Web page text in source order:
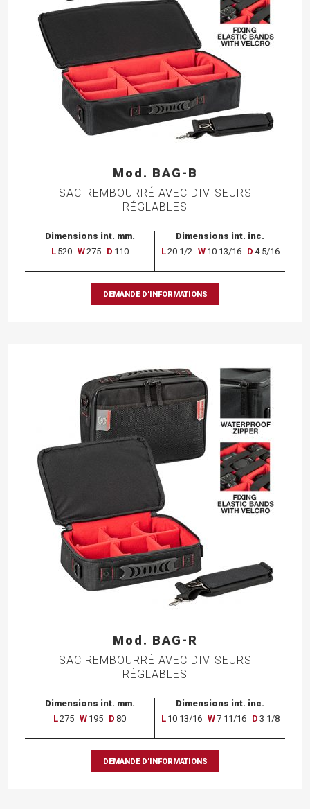
Mod. BAG-B
SAC REMBOURRÉ AVEC DIVISEURS
RÉGLABLES
Dimensions int. mm.
L 520 W275 D 110
Dimensions int. inc.
L20 1/2 W 10 13/16 D 4 5/16
DEMANDE D’INFORMATIONS
Mod. BAG-R
SAC REMBOURRÉ AVEC DIVISEURS
RÉGLABLES
Dimensions int. mm.
L275 W 195 D 80
Dimensions int. inc.
L 10 13/16 W7 11/16 D 3 1/8
DEMANDE D’INFORMATIONS